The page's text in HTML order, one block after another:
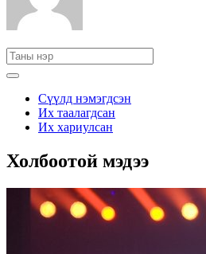
Сүүлд нэмэгдсэн
Их таалагдсан
Их хариулсан
Холбоотой мэдээ